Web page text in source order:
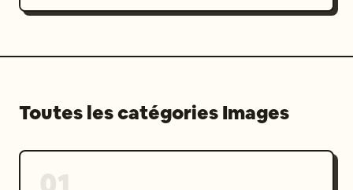
Toutes les catégories Images